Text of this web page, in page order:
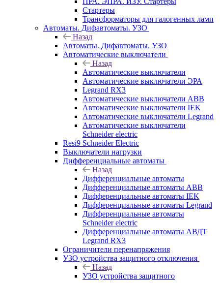
Стартеры
Трансформаторы для галогенных ламп
Автоматы. Дифавтоматы. УЗО
Назад
Автоматы. Дифавтоматы. УЗО
Автоматические выключатели
Назад
Автоматические выключатели
Автоматические выключатели ЭРА
Legrand RX3
Автоматические выключатели ABB
Автоматические выключатели IEK
Автоматические выключатели Legrand
Автоматические выключатели
Schneider electric
Resi9 Schneider Electric
Выключатели нагрузки
Дифференциальные автоматы
Назад
Дифференциальные автоматы
Дифференциальные автоматы ABB
Дифференциальные автоматы IEK
Дифференциальные автоматы Legrand
Дифференциальные автоматы
Schneider electric
Дифференциальные автоматы АВДТ
Legrand RX3
Ограничители перенапряжения
УЗО устройства защитного отключения
Назад
УЗО устройства защитного